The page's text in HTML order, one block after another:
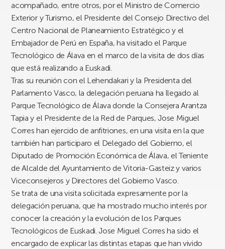
acompañado, entre otros, por el Ministro de Comercio
Exterior y Turismo, el Presidente del Consejo Directivo del
Centro Nacional de Planeamiento Estratégico y el
Embajador de Perú en España, ha visitado el Parque
Tecnológico de Álava en el marco de la visita de dos días
que está realizando a Euskadi.
Tras su reunión con el Lehendakari y la Presidenta del
Parlamento Vasco, la delegación peruana ha llegado al
Parque Tecnológico de Álava donde la Consejera Arantza
Tapia y el Presidente de la Red de Parques, Jose Miguel
Corres han ejercido de anfitriones, en una visita en la que
también han participaro el Delegado del Gobierno, el
Diputado de Promoción Económica de Álava, el Teniente
de Alcalde del Ayuntamiento de Vitoria-Gasteiz y varios
Viceconsejeros y Directores del Gobierno Vasco.
Se trata de una visita solicitada expresamente por la
delegación peruana, que ha mostrado mucho interés por
conocer la creación y la evolución de los Parques
Tecnológicos de Euskadi. Jose Miguel Corres ha sido el
encargado de explicar las distintas etapas que han vivido